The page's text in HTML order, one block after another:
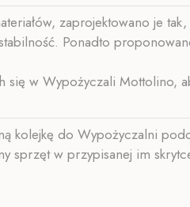
zaprojektowano je
Ponadto
w Wypożyczali Mottolino,
kolejkę do Wypożyczalni
w przypisanej im